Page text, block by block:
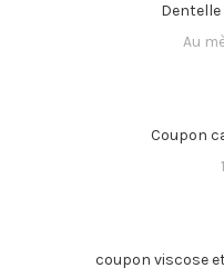
Au
Coupon
coupon viscose